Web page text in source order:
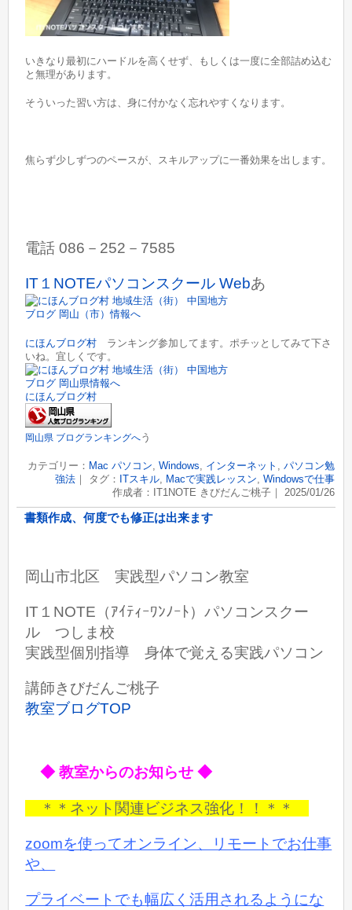
いきなり最初にハードルを高くせず、もしくは一度に全部詰め込む
と無理があります。
そういった習い方は、身に付かなく忘れやすくなります。
焦らず少しずつのペースが、スキルアップに一番効果を出します。
電話 086－252－7585
IT１NOTEパソコンスクール Webあ
にほんブログ村 ランキング参加してます。ポチッとしてみて下さ
いね。宜しくです。
にほんブログ村
岡山県 ブログランキングへう
カテゴリー： Mac パソコン Windows インターネット
パソコン勉
強法｜ タグ： ITスキル, Macで実践レッスン Windowsで仕事
作成者：IT1NOTE きびだんご桃子｜ 2025/01/26
書類作成、何度でも修正は出来ます
岡山市北区 実践型パソコン教室
IT１NOTE（ｱｲﾃｨｰﾜﾝﾉｰﾄ）パソコンスクー
ル つしま校
実践型個別指導 身体で覚える実践パソコン
講師きびだんご桃子
教室ブログTOP
◆ 教室からのお知らせ ◆
＊＊ネット関連ビジネス強化！！＊＊
zoomを使ってオンライン、リモートでお仕事
や、
プライベートでも幅広く活用されるようにな